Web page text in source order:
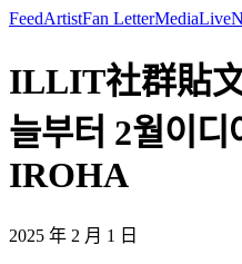
FeedArtistFan LetterMediaLive
ILLIT社群貼
늘부터 2월이
IROHA
2025 年 2 月 1 日